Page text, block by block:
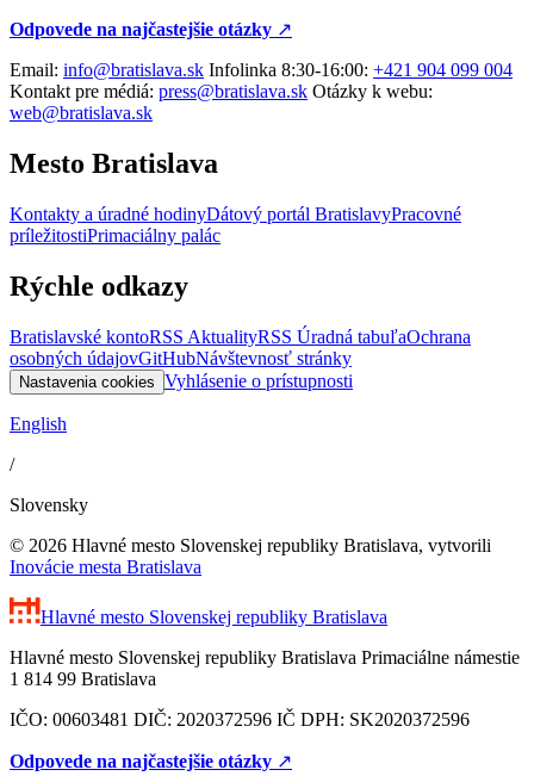
Odpovede na najčastejšie otázky ↗︎
Email: info@bratislava.sk Infolinka 8:30-16:00: +421 904 099 004
Kontakt pre médiá: press@bratislava.sk Otázky k webu:
web@bratislava.sk
Mesto Bratislava
Kontakty a úradné hodinyDátový portál BratislavyPracovné
príležitostiPrimaciálny palác
Rýchle odkazy
Bratislavské kontoRSS AktualityRSS Úradná tabuľaOchrana
osobných údajovGitHubNávštevnosť stránky
Nastavenia cookies Vyhlásenie o prístupnosti
English
/
Slovensky
© 2026 Hlavné mesto Slovenskej republiky Bratislava, vytvorili
Inovácie mesta Bratislava
Hlavné mesto Slovenskej republiky Bratislava
Hlavné mesto Slovenskej republiky Bratislava Primaciálne námestie
1 814 99 Bratislava
IČO: 00603481 DIČ: 2020372596 IČ DPH: SK2020372596
Odpovede na najčastejšie otázky ↗︎